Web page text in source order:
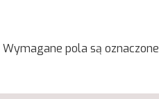
Wymagane pola są oznaczone